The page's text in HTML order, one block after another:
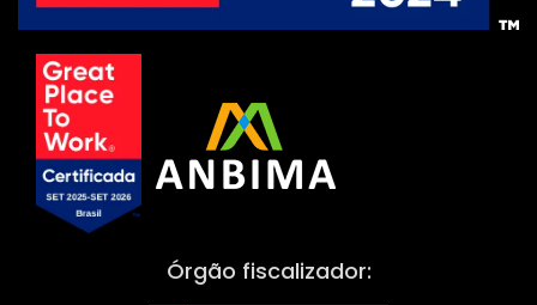
Órgão fiscalizador: